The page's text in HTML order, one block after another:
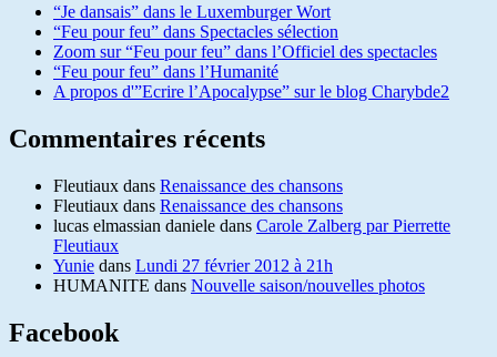
“Je dansais” dans le Luxemburger Wort
“Feu pour feu” dans Spectacles sélection
Zoom sur “Feu pour feu” dans l’Officiel des spectacles
“Feu pour feu” dans l’Humanité
A propos d'”Ecrire l’Apocalypse” sur le blog Charybde2
Commentaires récents
Fleutiaux dans Renaissance des chansons
Fleutiaux dans Renaissance des chansons
lucas elmassian daniele dans Carole Zalberg par Pierrette
Fleutiaux
Yunie dans Lundi 27 février 2012 à 21h
HUMANITE dans Nouvelle saison/nouvelles photos
Facebook